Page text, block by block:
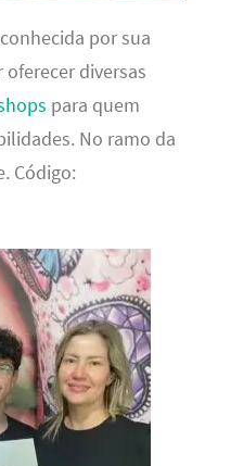
por sua
diversas
para quem
No ramo da
Código: